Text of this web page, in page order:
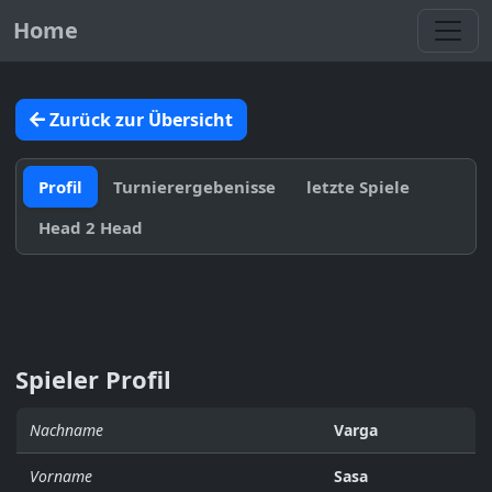
Home
Zurück zur Übersicht
Profil Turnierergebenisse
letzte Spiele
Head 2 Head
Spieler Profil
Nachname Varga
Vorname Sasa